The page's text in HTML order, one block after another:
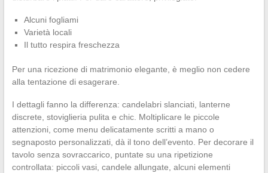
Alcuni fogliami
Varietà locali
Il tutto respira freschezza
Per una ricezione di matrimonio elegante, è meglio non cedere
alla tentazione di esagerare.
I dettagli fanno la differenza: candelabri slanciati, lanterne
discrete, stoviglieria pulita e chic. Moltiplicare le piccole
attenzioni, come menu delicatamente scritti a mano o
segnaposto personalizzati, dà il tono dell’evento. Per decorare il
tavolo senza sovraccarico, puntate su una ripetizione
controllata: piccoli vasi, candele allungate, alcuni elementi